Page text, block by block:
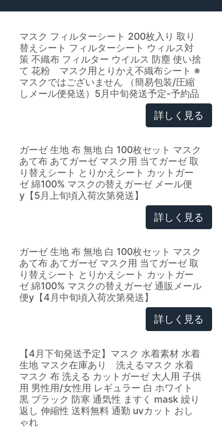
マスク フィルターシート 200枚入り 取り
替えシート フィルターシート ウィルス対
策 不織布 フィルター ウイルス 防塵 使い捨
て 花粉 マスク用とりかえ不織布シート ※
マスクではございません （簡易包装/圧縮
しメール便発送）5月中旬発送予定-予約品
詳しく見る
ガーゼ 生地 布 無地 白 100枚セット マスク
あて布 あてガーゼ マスク用 当てガーゼ 取
り替えシート とりかえシート カットガー
ゼ 綿100% マスクの替えガーゼ メール便
y【5月上旬頃入荷次第発送】
詳しく見る
ガーゼ 生地 布 無地 白 100枚セット マスク
あて布 あてガーゼ マスク用 当てガーゼ 取
り替えシート とりかえシート カットガー
ゼ 綿100% マスクの替えガーゼ 通販メール
便y【4月中旬頃入荷次第発送】
詳しく見る
【4月下旬発送予定】マスク 水着素材 水着
生地 マスク在庫あり 洗えるマスク 水着
マスク 布 洗える カットガーゼ 大人用 子供
用 男性用/女性用 レギュラー 白 ホワイト
黒 ブラック 防寒 通気性 ますく mask 繰り
返し 伸縮性 送料無料 通勤 uvカット おし
ゃれ